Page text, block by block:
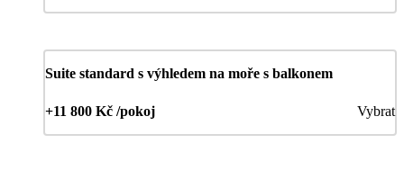
Suite standard s výhledem na moře s balkonem
+11 800 Kč /pokoj Vybrat